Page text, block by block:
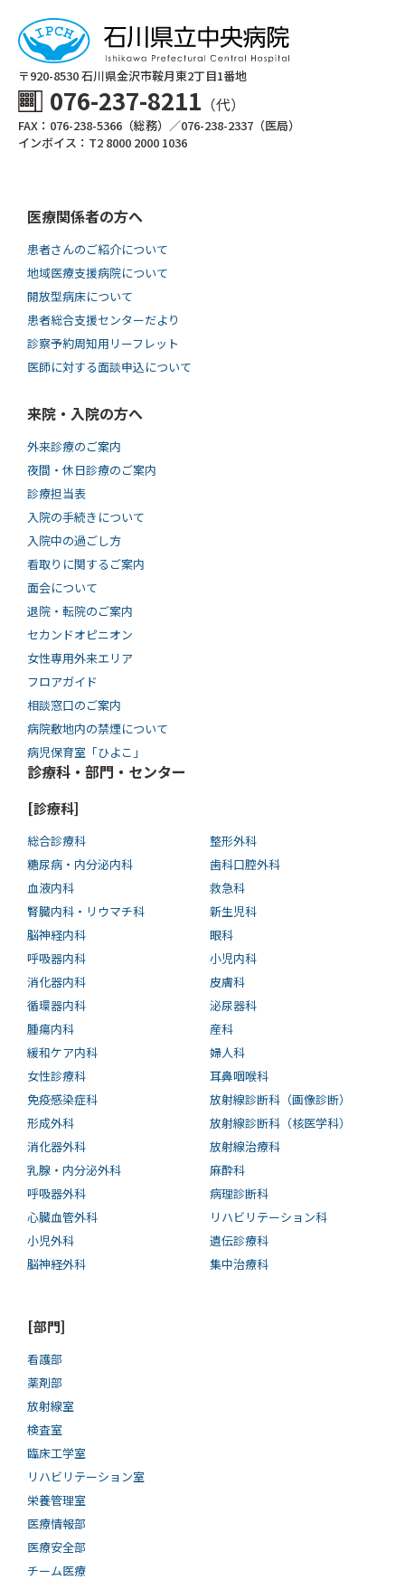
〒920-8530 ⽯川県⾦沢市鞍⽉東2丁⽬1番地
076-237-8211 （代）
FAX：076-238-5366（総務）／076-238-2337（医局）
インボイス：T2 8000 2000 1036
医療関係者の方へ
患者さんのご紹介について
地域医療支援病院について
開放型病床について
患者総合支援センターだより
診察予約周知用リーフレット
医師に対する面談申込について
来院・入院の方へ
外来診療のご案内
夜間・休日診療のご案内
診療担当表
入院の手続きについて
入院中の過ごし方
看取りに関するご案内
面会について
退院・転院のご案内
セカンドオピニオン
女性専用外来エリア
フロアガイド
相談窓口のご案内
病院敷地内の禁煙について
病児保育室「ひよこ」
診療科・部門・センター
[診療科]
総合診療科
糖尿病・内分泌内科
血液内科
腎臓内科・リウマチ科
脳神経内科
呼吸器内科
消化器内科
循環器内科
腫瘍内科
緩和ケア内科
女性診療科
免疫感染症科
形成外科
消化器外科
乳腺・内分泌外科
呼吸器外科
心臓血管外科
小児外科
脳神経外科
整形外科
歯科口腔外科
救急科
新生児科
眼科
小児内科
皮膚科
泌尿器科
産科
婦人科
耳鼻咽喉科
放射線診断科（画像診断）
放射線診断科（核医学科）
放射線治療科
麻酔科
病理診断科
リハビリテーション科
遺伝診療科
集中治療科
[部門]
看護部
薬剤部
放射線室
検査室
臨床工学室
リハビリテーション室
栄養管理室
医療情報部
医療安全部
チーム医療